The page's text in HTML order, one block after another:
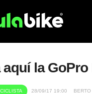
aquí la
28/09/17 19:00